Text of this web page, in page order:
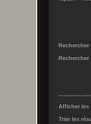
Rechercher
Afficher les
Trier les